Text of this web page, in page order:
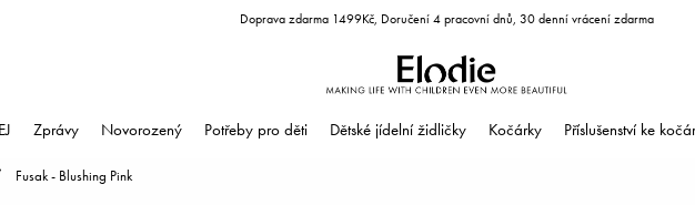
Doprava zdarma 1499Kč, Doručení 4 pracovní dnů, 30 denní vrácení zdarma
Zprávy Novorozený Potřeby pro děti Dětské jídelní židličky Kočárky Příslušenství ke
Fusak - Blushing Pink